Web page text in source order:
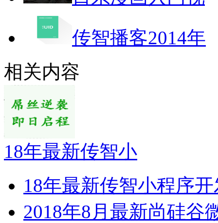
传智播客2014年
相关内容
18年最新传智小
18年最新传智小程序
2018年8月最新尚硅谷